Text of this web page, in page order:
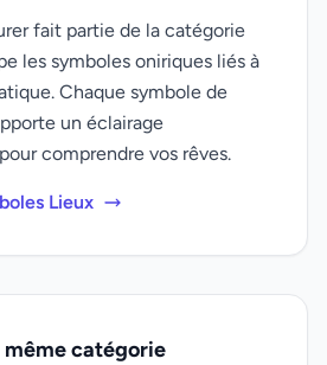
fait partie de la catégorie
les symboles oniriques liés à
Chaque symbole de
un éclairage
comprendre vos rêves.
Lieux
même catégorie